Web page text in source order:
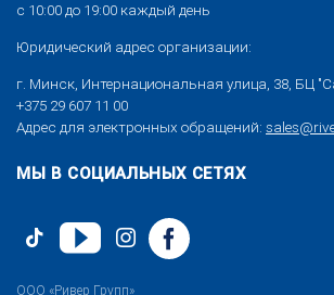
с 10:00 до 19:00 каждый день
Юридический адрес организации:
г. Минск, Интернациональная улица, 38, БЦ
+375 29 607 11 00
Адрес для электронных обращений:
МЫ В СОЦИАЛЬНЫХ СЕТЯХ
ООО «Ривер Групп»